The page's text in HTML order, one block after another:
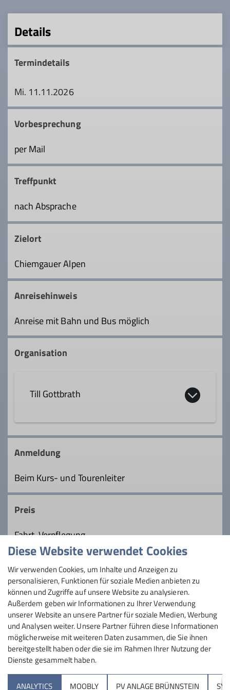
Details
Termindetails
Mi. 11.11.2026
Vorbesprechung
per Mail
Treffpunkt
nach Absprache
Zielort
Chiemgauer Alpen
Anreisehinweis
Anreise mit Bahn und Bus möglich
Organisation
Till Gottbrath
0170 1835178
till@gottbrath.com
Ämter
Tourenleiter
Details
Anmeldung
Beim Kurs- und Tourenleiter
Preis
Fahrt, Verpflegung
Maximale Teilnehmeranzahl
8
Sektion
Diese Website verwendet Cookies
Wir verwenden Cookies, um Inhalte und Anzeigen zu
personalisieren, Funktionen für soziale Medien anbieten zu
können und Zugriffe auf unsere Website zu analysieren.
Außerdem geben wir Informationen zu Ihrer Verwendung
unserer Website an unsere Partner für soziale Medien, Werbung
und Analysen weiter. Unsere Partner führen diese Informationen
möglicherweise mit weiteren Daten zusammen, die Sie ihnen
bereitgestellt haben oder die sie im Rahmen Ihrer Nutzung der
Dienste gesammelt haben.
ANALYTICS MOOBLY PV ANLAGE BRÜNNSTEIN